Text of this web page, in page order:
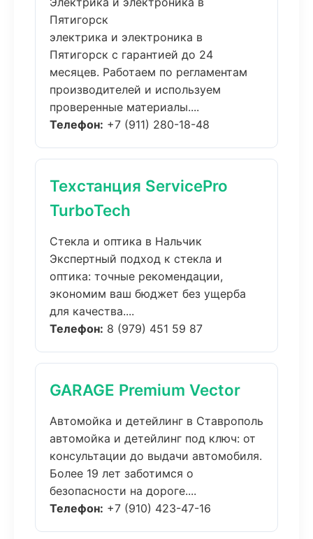
Пятигорск
электрика и электроника в
Пятигорск с гарантией до 24
месяцев. Работаем по регламентам
производителей и используем
проверенные материалы....
Телефон: +7 (911) 280-18-48
Техстанция ServicePro
TurboTech
Стекла и оптика в Нальчик
Экспертный подход к стекла и
оптика: точные рекомендации,
экономим ваш бюджет без ущерба
для качества....
Телефон: 8 (979) 451 59 87
GARAGE Premium Vector
Автомойка и детейлинг в Ставрополь
автомойка и детейлинг под ключ: от
консультации до выдачи автомобиля.
Более 19 лет заботимся о
безопасности на дороге....
Телефон: +7 (910) 423-47-16